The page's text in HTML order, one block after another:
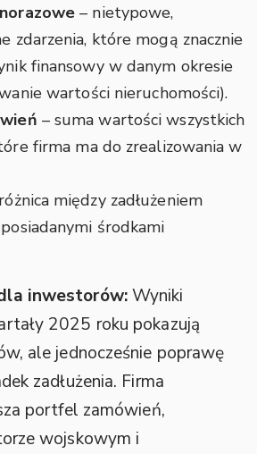
– nietypowe,
zdarzenia, które mogą znacznie
finansowy w danym okresie
wartości nieruchomości).
– suma wartości wszystkich
firma ma do zrealizowania w
między zadłużeniem
środkami
inwestorów:Wyniki
2025 roku pokazują
ale jednocześnie poprawę
zadłużenia. Firma
portfel zamówień,
wojskowym i